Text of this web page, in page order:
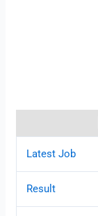
Latest Job
Result